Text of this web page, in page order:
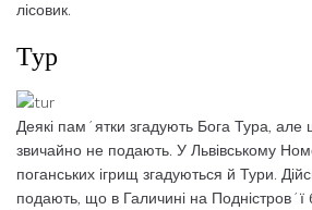
лісовик.
Тур
Деякі пам´ятки згадують Бога Тура,
звичайно не подають. У Львівському
поганських ігрищ згадуються й Тури.
подають, що в Галичині на Подністров´ї